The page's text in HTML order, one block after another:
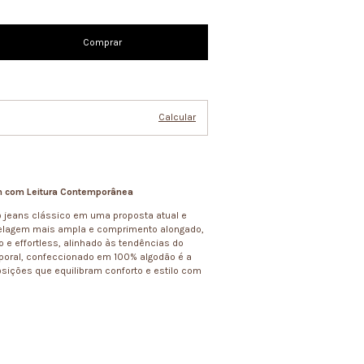
Calcular
com Leitura Contemporânea
jeans clássico em uma proposta atual e
mais ampla e comprimento alongado,
e effortless, alinhado às tendências do
confeccionado em 100% algodão é a
que equilibram conforto e estilo com